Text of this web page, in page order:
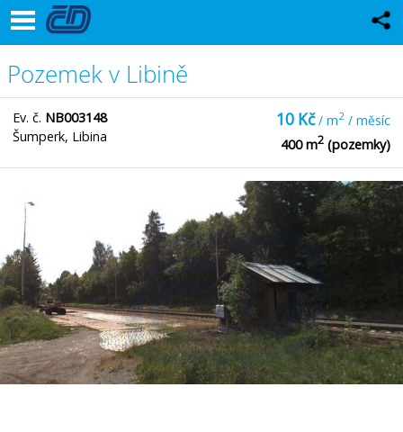
Pozemek v Libině
10 Kč/ m2/ měsíc
400 m2(pozemky)
Ev. č. NB003148
Šumperk, Libina